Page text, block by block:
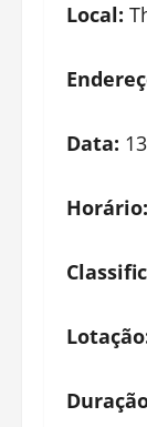
Local:
Data:
Horário: